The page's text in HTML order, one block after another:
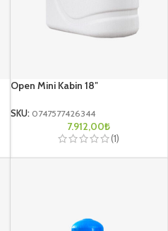
Open Mini Kabin 18″
SKU: 0747577426344
7.912,00₺
(1)